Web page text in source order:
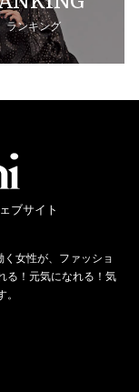
ランキング
ブサイト
女性が、ファッショ
る！元気になれる！気